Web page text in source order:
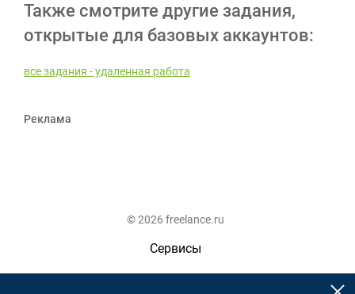
Также смотрите другие задания,
открытые для базовых аккаунтов:
все задания - удаленная работа
Реклама
© 2026 freelance.ru
Сервисы
Помощь